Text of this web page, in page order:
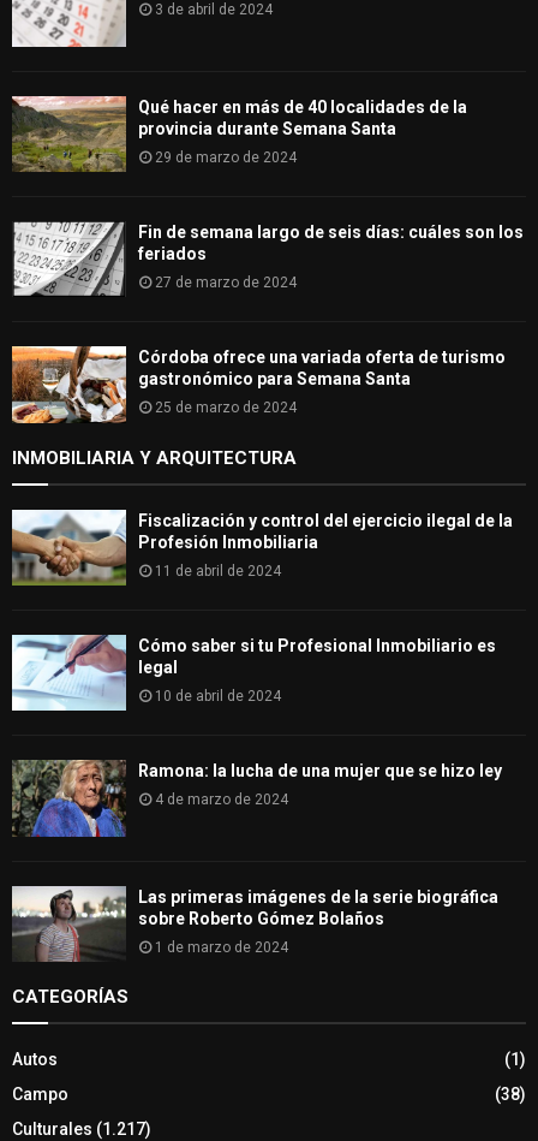
3 de abril de 2024
Qué hacer en más de 40 localidades de la
provincia durante Semana Santa
29 de marzo de 2024
Fin de semana largo de seis días: cuáles son los
feriados
27 de marzo de 2024
Córdoba ofrece una variada oferta de turismo
gastronómico para Semana Santa
25 de marzo de 2024
INMOBILIARIA Y ARQUITECTURA
Fiscalización y control del ejercicio ilegal de la
Profesión Inmobiliaria
11 de abril de 2024
Cómo saber si tu Profesional Inmobiliario es
legal
10 de abril de 2024
Ramona: la lucha de una mujer que se hizo ley
4 de marzo de 2024
Las primeras imágenes de la serie biográfica
sobre Roberto Gómez Bolaños
1 de marzo de 2024
CATEGORÍAS
Autos
(1)
Campo
(38)
Culturales (1.217)